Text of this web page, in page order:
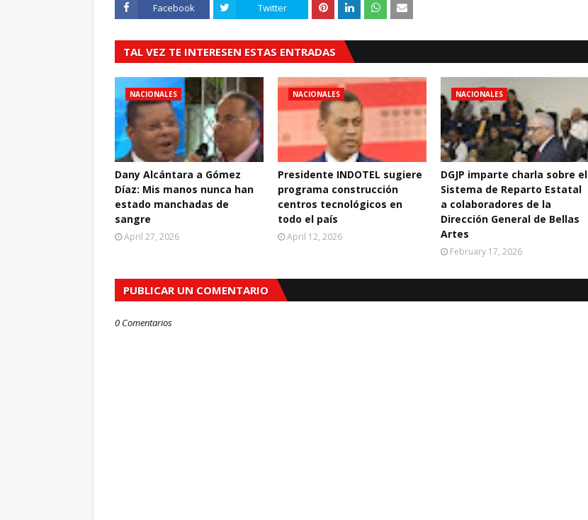
Facebook Twitter
TAL VEZ TE INTERESEN ESTAS ENTRADAS
NACIONALES
Dany Alcántara a Gómez
Díaz: Mis manos nunca han
estado manchadas de
sangre
April 27, 2026
NACIONALES
Presidente INDOTEL sugiere
programa construcción
centros tecnológicos en
todo el país
April 12, 2026
NACIONALES
DGJP imparte charla sobre el
Sistema de Reparto Estatal
a colaboradores de la
Dirección General de Bellas
Artes
February 17, 2026
PUBLICAR UN COMENTARIO
0 Comentarios